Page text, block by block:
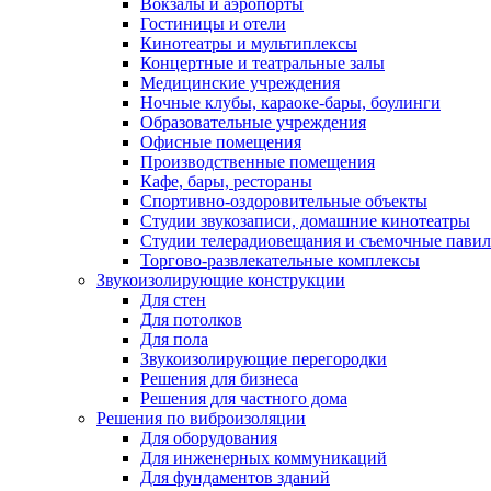
Вокзалы и аэропорты
Гостиницы и отели
Кинотеатры и мультиплексы
Концертные и театральные залы
Медицинские учреждения
Ночные клубы, караоке-бары, боулинги
Образовательные учреждения
Офисные помещения
Производственные помещения
Кафе, бары, рестораны
Спортивно-оздоровительные объекты
Студии звукозаписи, домашние кинотеатры
Студии телерадиовещания и съемочные
Торгово-развлекательные комплексы
Звукоизолирующие конструкции
Для стен
Для потолков
Для пола
Звукоизолирующие перегородки
Решения для бизнеса
Решения для частного дома
Решения по виброизоляции
Для оборудования
Для инженерных коммуникаций
Для фундаментов зданий